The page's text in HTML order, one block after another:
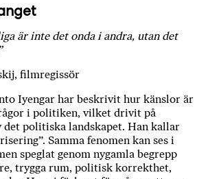
är inte det onda i andra, utan det
filmregissör
Iyengar har beskrivit hur känslor är
i politiken, vilket drivit på
det politiska landskapet. Han kallar
Samma fenomen kan ses i
speglat genom nygamla begrepp
trygga rum, politisk korrekthet,